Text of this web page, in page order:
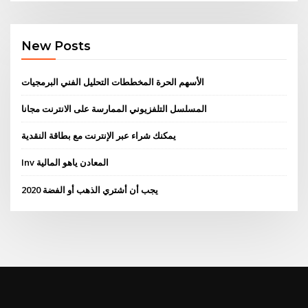
New Posts
الأسهم الحرة المخططات التحليل الفني البرمجيات
المسلسل التلفزيوني الممارسة على الانترنت مجانا
يمكنك شراء عبر الإنترنت مع بطاقة النقدية
Inv المعادن ياهو المالية
يجب أن أشتري الذهب أو الفضة 2020